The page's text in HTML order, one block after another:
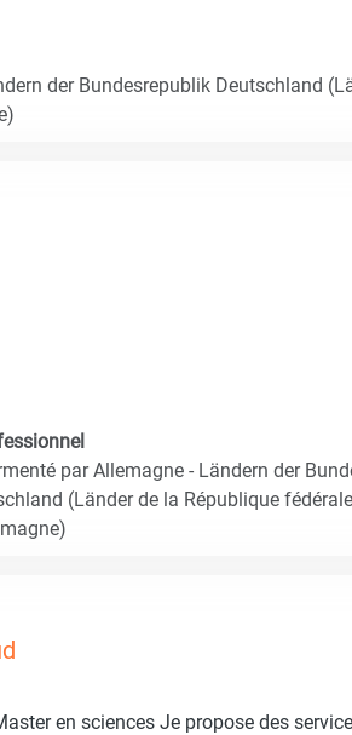
der Bundesrepublik Deutschland
par Allemagne - Ländern der
(Länder de la République fédérale
en sciences Je propose des